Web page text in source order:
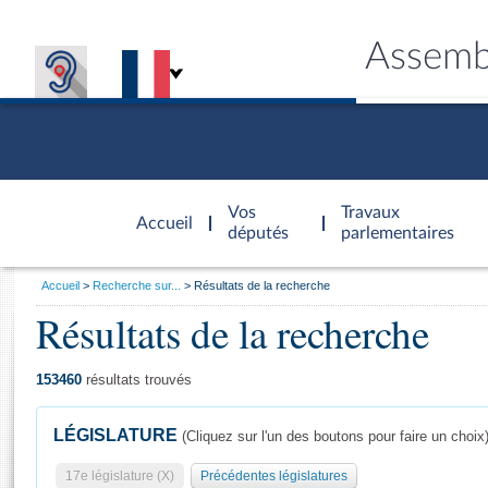
Accueil
d'accueil
Vos
députés
Travaux
parlementaires
Général
Vous
Accueil Recherche sur... Résultats de la recherche
Résultats de la recherche
153460 résultats trouvés
LÉGISLATURE (Cliquez sur l'un des boutons pour faire un choix)
17e législature (X) Précédentes législatures